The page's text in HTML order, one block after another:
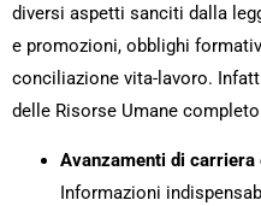
diversi aspetti sanciti dalla
e promozioni, obblighi
conciliazione vita-lavoro.
delle Risorse Umane
Avanzamenti di carriera
Informazioni